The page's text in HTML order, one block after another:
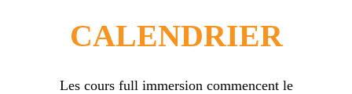
CALENDRIER
Les cours full immersion commencent le